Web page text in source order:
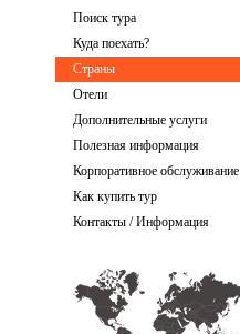
Поиск тура
Куда поехать?
Страны
Отели
Дополнительные услуги
Полезная информация
Корпоративное обслуживание
Как купить тур
Контакты / Информация